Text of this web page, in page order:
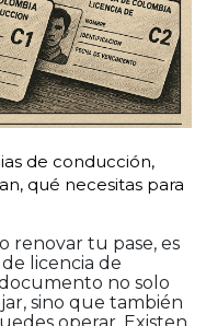
de conducción,
qué necesitas para
renovar tu pase, es
licencia de
no solo
sino que también
operar. Existen